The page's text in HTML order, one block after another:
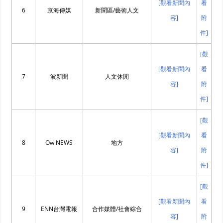
6 京海傳媒 新聞區/藝術人文
[觀看新聞內
容]
看
附
件]
7 波新聞 人文休閒
[觀看新聞內
容]
[觀
看
附
件]
8 OwlNEWS 地方
[觀看新聞內
容]
[觀
看
附
件]
9 ENN台灣電報 合作媒體/社會綜合
[觀看新聞內
容]
[觀
看
附